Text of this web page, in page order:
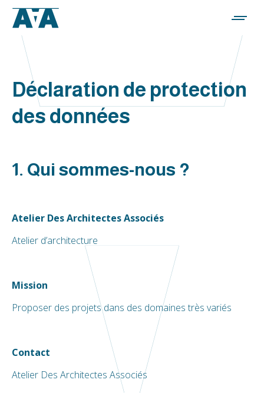
Déclaration de protection
des données
1. Qui sommes-nous ?
Atelier Des Architectes Associés
Atelier d’architecture
Mission
Proposer des projets dans des domaines très variés
Contact
Atelier Des Architectes Associés